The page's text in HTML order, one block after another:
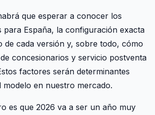
que esperar a conocer los
para España, la configuración exacta
de cada versión y, sobre todo, cómo
concesionarios y servicio postventa
factores serán determinantes
modelo en nuestro mercado.
es que 2026 va a ser un año muy